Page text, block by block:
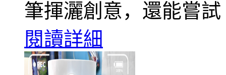
筆揮灑創意，還能嘗試
閱讀詳細